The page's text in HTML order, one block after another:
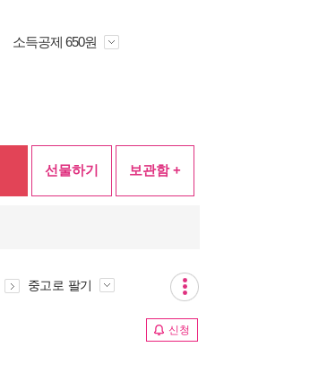
소득공제 650원
선물하기 보관함 +
중고로 팔기
신청